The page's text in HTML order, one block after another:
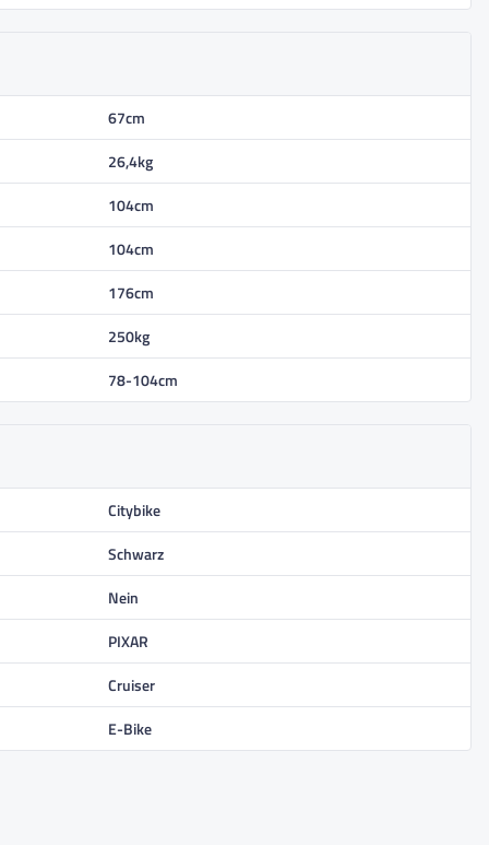
67cm
26,4kg
104cm
104cm
176cm
250kg
78-104cm
Citybike
Schwarz
Nein
PIXAR
Cruiser
E-Bike